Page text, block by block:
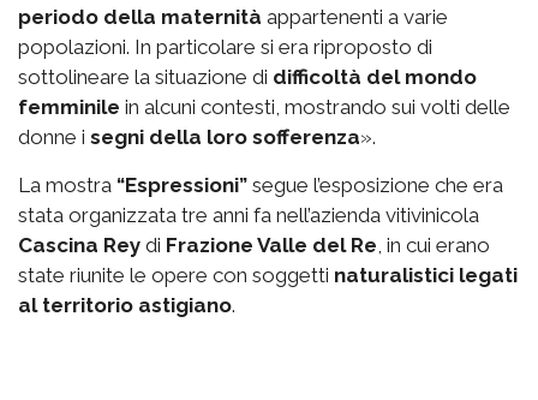
periodo della maternità appartenenti a varie
popolazioni. In particolare si era riproposto di
sottolineare la situazione di difficoltà del mondo
femminile in alcuni contesti, mostrando sui volti delle
donne i segni della loro sofferenza».
La mostra “Espressioni” segue l’esposizione che era
stata organizzata tre anni fa nell’azienda vitivinicola
Cascina Rey di Frazione Valle del Re , in cui erano
state riunite le opere con soggetti naturalistici legati
al territorio astigiano.